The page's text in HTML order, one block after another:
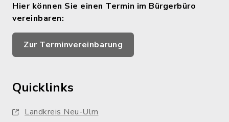
Hier können Sie einen Termin im Bürgerbüro
vereinbaren:
Zur Terminvereinbarung
Quicklinks
Landkreis Neu-Ulm